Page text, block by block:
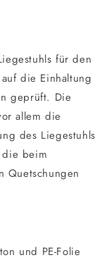
für den
die Einhaltung
geprüft. Die
allem die
des Liegestuhls
beim
Quetschungen
und PE-Folie